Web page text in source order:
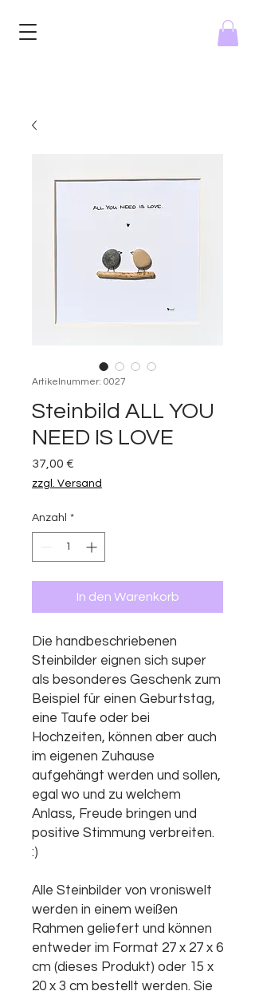
Artikelnummer: 0027
Steinbild ALL YOU
NEED IS LOVE
37,00 €
zzgl. Versand
Anzahl *
In den Warenkorb
Die handbeschriebenen
Steinbilder eignen sich super
als besonderes Geschenk zum
Beispiel für einen Geburtstag,
eine Taufe oder bei
Hochzeiten, können aber auch
im eigenen Zuhause
aufgehängt werden und sollen,
egal wo und zu welchem
Anlass, Freude bringen und
positive Stimmung verbreiten.
:)
Alle Steinbilder von vroniswelt
werden in einem weißen
Rahmen geliefert und können
entweder im Format 27 x 27 x 6
cm (dieses Produkt) oder 15 x
20 x 3 cm bestellt werden. Sie